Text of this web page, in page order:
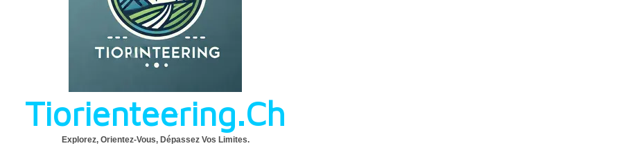
Tiorienteering.ch
Explorez, Orientez-Vous, Dépassez Vos Limites.